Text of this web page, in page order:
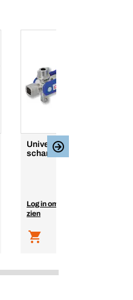
Universele dubbele
scharniersleutel quadro
Log in om jouw prijs te
zien